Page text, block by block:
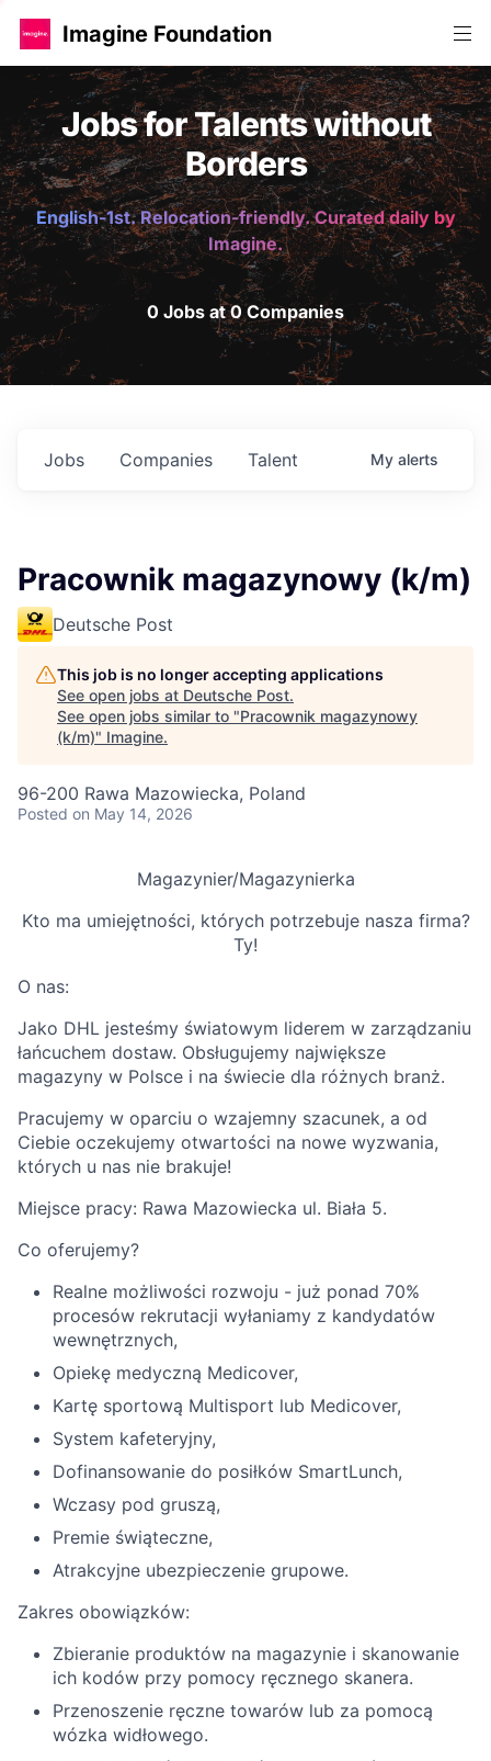
Imagine Foundation
Jobs for Talents without
Borders
English-1st. Relocation-friendly. Curated daily by
Imagine.
0 Jobs at 0 Companies
Jobs Companies Talent My alerts
Pracownik magazynowy (k/m)
Deutsche Post
This job is no longer accepting applications
See open jobs at Deutsche Post.
See open jobs similar to "Pracownik magazynowy
(k/m)" Imagine.
96-200 Rawa Mazowiecka, Poland
Posted on May 14, 2026
Magazynier/Magazynierka
Kto ma umiejętności, których potrzebuje nasza firma?
Ty!
O nas:
Jako DHL jesteśmy światowym liderem w zarządzaniu
łańcuchem dostaw. Obsługujemy największe
magazyny w Polsce i na świecie dla różnych branż.
Pracujemy w oparciu o wzajemny szacunek, a od
Ciebie oczekujemy otwartości na nowe wyzwania,
których u nas nie brakuje!
Miejsce pracy: Rawa Mazowiecka ul. Biała 5.
Co oferujemy?
Realne możliwości rozwoju - już ponad 70%
procesów rekrutacji wyłaniamy z kandydatów
wewnętrznych,
Opiekę medyczną Medicover,
Kartę sportową Multisport lub Medicover,
System kafeteryjny,
Dofinansowanie do posiłków SmartLunch,
Wczasy pod gruszą,
Premie świąteczne,
Atrakcyjne ubezpieczenie grupowe.
Zakres obowiązków:
Zbieranie produktów na magazynie i skanowanie
ich kodów przy pomocy ręcznego skanera.
Przenoszenie ręczne towarów lub za pomocą
wózka widłowego.